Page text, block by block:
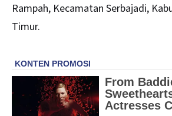
Rampah, Kecamatan Serbajadi,
Timur.